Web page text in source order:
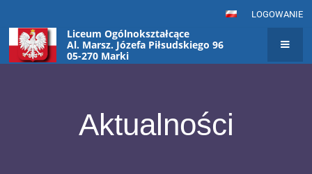
LOGOWANIE
Liceum Ogólnokształcące
Al. Marsz. Józefa Piłsudskiego 96
05-270 Marki
Aktualności